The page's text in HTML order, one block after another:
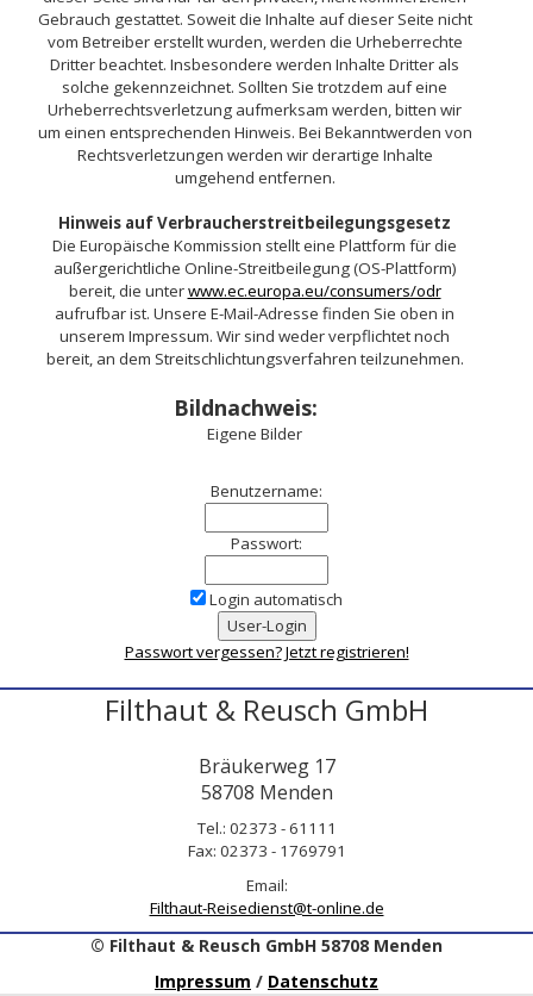
Gebrauch gestattet. Soweit die Inhalte auf dieser Seite nicht
vom Betreiber erstellt wurden, werden die Urheberrechte
Dritter beachtet. Insbesondere werden Inhalte Dritter als
solche gekennzeichnet. Sollten Sie trotzdem auf eine
Urheberrechtsverletzung aufmerksam werden, bitten wir
um einen entsprechenden Hinweis. Bei Bekanntwerden von
Rechtsverletzungen werden wir derartige Inhalte
umgehend entfernen.
Hinweis auf Verbraucherstreitbeilegungsgesetz
Die Europäische Kommission stellt eine Plattform für die
außergerichtliche Online-Streitbeilegung (OS-Plattform)
bereit, die unterwww.ec.europa.eu/consumers/odr
aufrufbar ist. Unsere E-Mail-Adresse finden Sie oben in
unserem Impressum. Wir sind weder verpflichtet noch
bereit, an dem Streitschlichtungsverfahren teilzunehmen.
Bildnachweis:
Eigene Bilder
Benutzername:
Passwort:
Login automatisch
Passwort vergessen?Jetzt registrieren!
Filthaut & Reusch GmbH
Bräukerweg 17
58708 Menden
Tel.: 02373 - 61111
Fax: 02373 - 1769791
Email:
Filthaut-Reisedienst@t-online.de
© Filthaut & Reusch GmbH 58708 Menden
Impressum / Datenschutz